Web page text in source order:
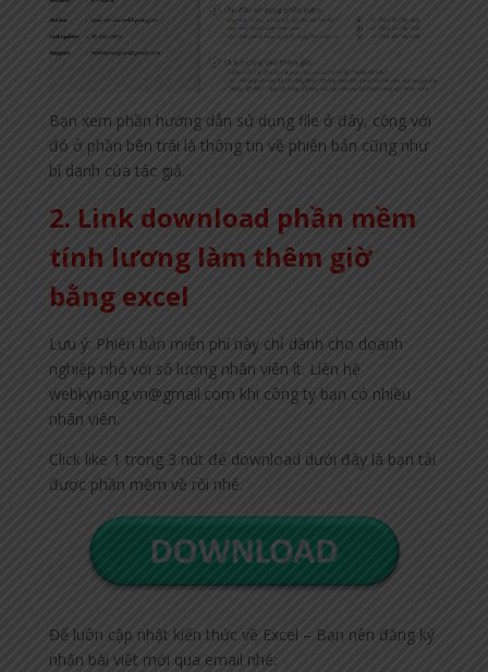
Bạn xem phần hướng dẫn sử dụng file ở đây, cộng với
đó ở phần bên trái là thông tin về phiên bản cũng như
bí danh của tác giả.
2. Link download phần mềm
tính lương làm thêm giờ
bằng excel
Lưu ý: Phiên bản miễn phí này chỉ dành cho doanh
nghiệp nhỏ với số lượng nhân viên ít. Liên hệ
webkynang.vn@gmail.com khi công ty bạn có nhiều
nhân viên.
Click like 1 trong 3 nút để download dưới đây là bạn tải
được phần mềm về rồi nhé.
Để luôn cập nhật kiến thức về Excel – Bạn nên đăng ký
nhận bài viết mới qua email nhé: